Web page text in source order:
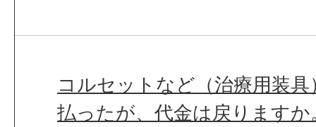
コルセットなど（治療用装
払ったが、代金は戻りますか